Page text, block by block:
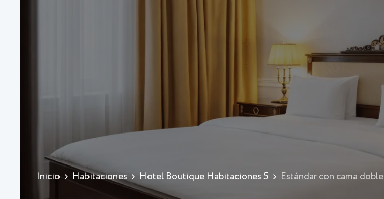
Inicio Habitaciones Hotel Boutique Habitaciones 5 Estándar con cama doble